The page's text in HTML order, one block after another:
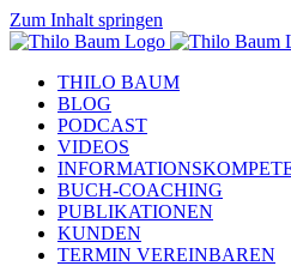
Zum Inhalt springen
THILO BAUM
BLOG
PODCAST
VIDEOS
BUCH-COACHING
PUBLIKATIONEN
KUNDEN
TERMIN VEREINBAREN